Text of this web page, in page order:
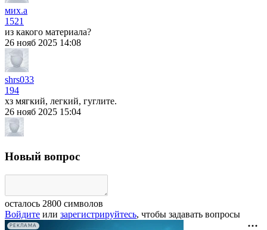
мих.а
1521
из какого материала?
26 нояб 2025 14:08
shrs033
194
хз мягкий, легкий, гуглите.
26 нояб 2025 15:04
Новый вопрос
осталось 2800 символов
Войдите или зарегистрируйтесь, чтобы задавать вопросы
РЕКЛАМА